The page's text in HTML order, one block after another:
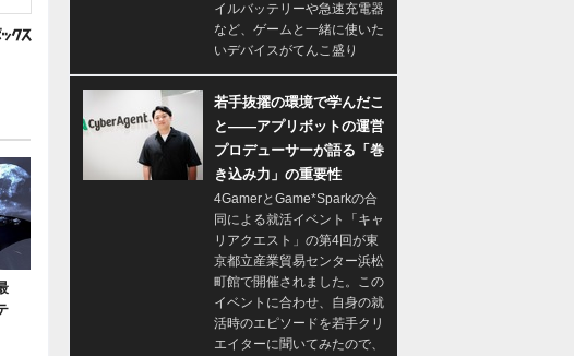
イルバッテリーや急速充電器
など、ゲームと一緒に使いた
いデバイスがてんこ盛り
若手抜擢の環境で学んだこ
と――アプリボットの運営
プロデューサーが語る「巻
き込み力」の重要性
4GamerとGame*Sparkの合
同による就活イベント「キャ
リアクエスト」の第4回が東
京都立産業貿易センター浜松
町館で開催されました。この
イベントに合わせ、自身の就
活時のエピソードを若手クリ
エイターに聞いてみたので、